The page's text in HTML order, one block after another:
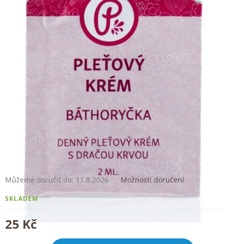
25 Kč
SKLADEM
Můžeme doručit do: 11.8.2026 Možnosti doručení